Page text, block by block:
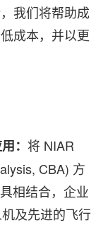
我们将帮助成
成本，并以更
： 将 NIAR
CBA) 方
相结合，企业
及先进的飞行